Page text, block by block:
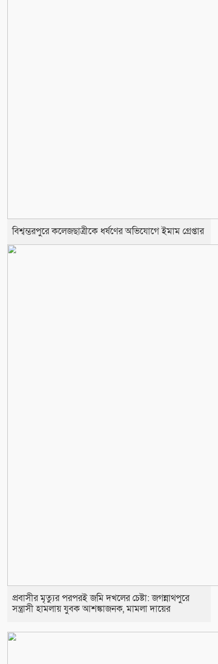
বিশ্বম্ভরপুরে কলেজছাত্রীকে ধর্ষণের অভিযোগে ইমাম গ্রেপ্তার
প্রবাসীর মৃত্যুর পরপরই জমি দখলের চেষ্টা: জগন্নাথপুরে
সন্ত্রাসী হামলায় যুবক আশঙ্কাজনক, মামলা দায়ের